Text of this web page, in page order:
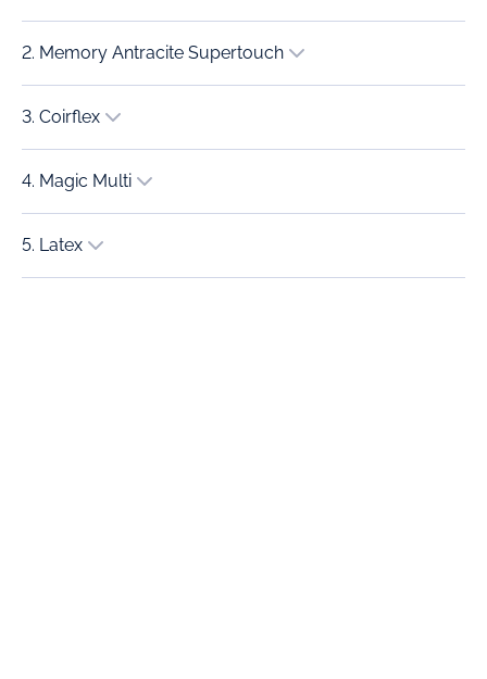
2. Memory Antracite Supertouch
3. Coirflex
4. Magic Multi
5. Latex